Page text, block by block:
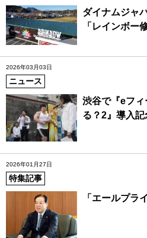
ダイナムジャ
「レインボー
2026年03月03日
ニュース
渋谷で『eフ
る？2』導入
2026年01月27日
特集記事
「エールプラ